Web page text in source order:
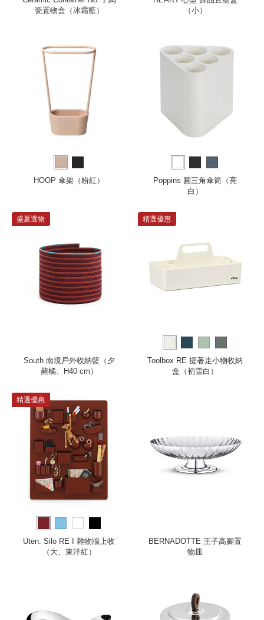
瓷置物盒（冰霜藍）
（小）
HOOP 傘架（粉紅）
Poppins 圓三角傘筒（亮
白）
盛夏選物
South 南境戶外收納籃（夕
赭橘、H40 cm）
精選優惠
Toolbox RE 提著走小物收納
盒（初雪白）
精選優惠
Uten. Silo RE I 雜物牆上收
（大、東洋紅）
BERNADOTTE 王子高腳置
物皿